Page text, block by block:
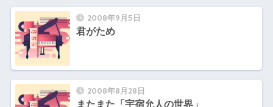
2008年9月5日
君がため
2008年8月28日
またまた「宇宿允人の世界」